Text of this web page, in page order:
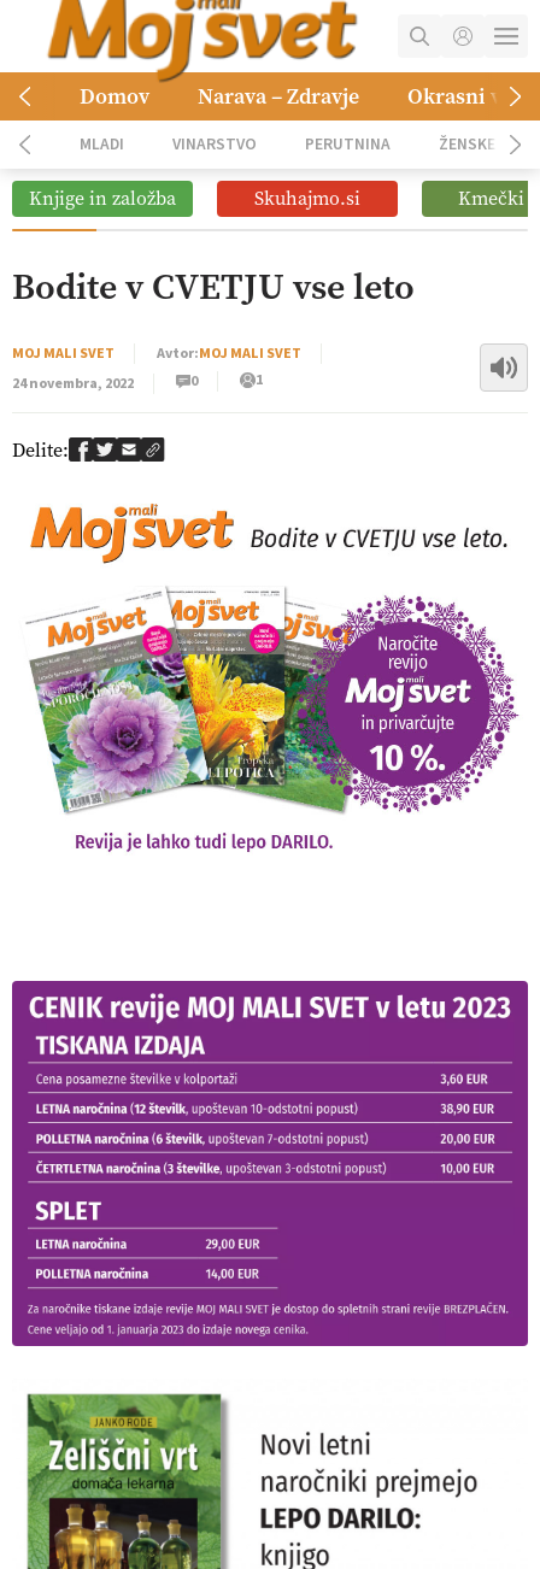
MOJ RAČUN
NAROČITE SE
OGLASNO TRŽENJE
Domov Narava – Zdravje Okrasni vrt
MLADI VINARSTVO PERUTNINA ŽENSKE
Knjige in založba Skuhajmo.si Kmečki
12:11
Digitalizacija z GPS navigacijo in
avtonomnimi sistemi
09:09
Pomagajmo družini Bregar po
uničujočem požaru
08:45
Vročina in suša obremenjujeta
evropsko kmetijstvo
08:35
Med vročino, stroški in
pričakovanjem preobrata
Bodite v CVETJU vse leto
MOJ MALI SVET Avtor:MOJ MALI SVET
24 novembra, 2022
0 1
Delite: